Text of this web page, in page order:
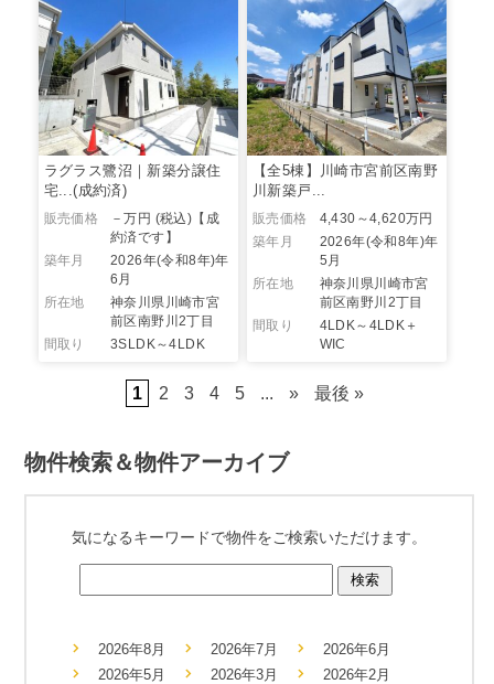
ラグラス鷺沼｜新築分譲住
宅...(成約済)
販売価格 －万円 (税込) 【成
約済です】
築年月
2026年(令和8年)年
6月
所在地
神奈川県川崎市宮
前区南野川2丁目
間取り
3SLDK～4LDK
【全5棟】川崎市宮前区南野
川新築戸...
販売価格
4,430～4,620万円
築年月
2026年(令和8年)年
5月
所在地
神奈川県川崎市宮
前区南野川2丁目
間取り
4LDK～4LDK＋
WIC
1 2 3 4 5 ... » 最後 »
物件検索＆物件アーカイブ
気になるキーワードで物件をご検索いただけます。
2026年8月 2026年7月
2026年6月
2026年5月
2026年3月
2026年2月